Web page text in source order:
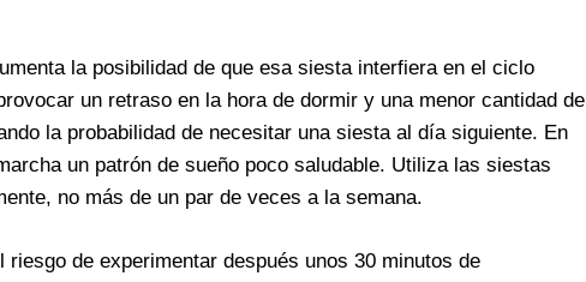
la posibilidad de que esa siesta interfiera en el ciclo
un retraso en la hora de dormir y una menor cantidad de
la probabilidad de necesitar una siesta al día siguiente. En
un patrón de sueño poco saludable. Utiliza las siestas
no más de un par de veces a la semana.
riesgo de experimentar después unos 30 minutos de